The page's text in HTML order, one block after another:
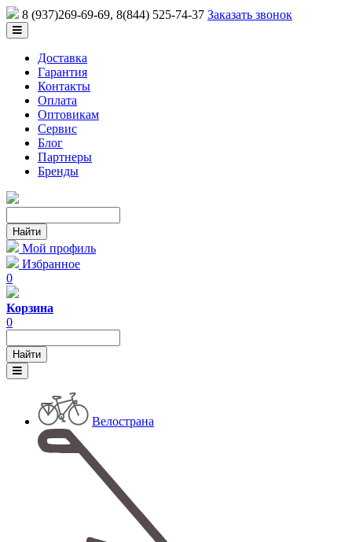
8 (937)269-69-69, 8(844) 525-74-37 Заказать звонок
Доставка
Гарантия
Контакты
Оплата
Оптовикам
Сервис
Блог
Партнеры
Бренды
Мой профиль
Избранное
0
Корзина
0
Велострана